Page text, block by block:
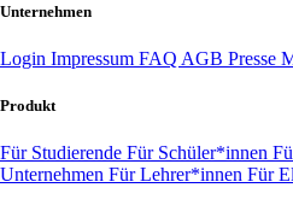
Unternehmen
Login Impressum FAQ AGB Presse
Produkt
Für Studierende Für Schüler*innen
Unternehmen Für Lehrer*innen Für